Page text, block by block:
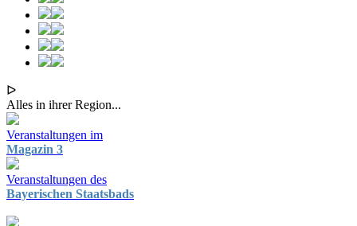
ᐅ
Alles in ihrer Region...
Veranstaltungen im
Magazin 3
Veranstaltungen des
Bayerischen Staatsbads